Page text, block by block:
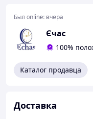
Был online: вчера
Єчас
100%
Каталог продавца
Доставка